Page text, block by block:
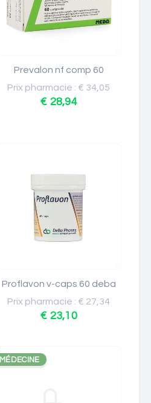
Prevalon nf comp 60
Prix pharmacie : € 34,05
€ 28,94
Proflavon v-caps 60 deba
Prix pharmacie : € 27,34
€ 23,10
MÉDECINE